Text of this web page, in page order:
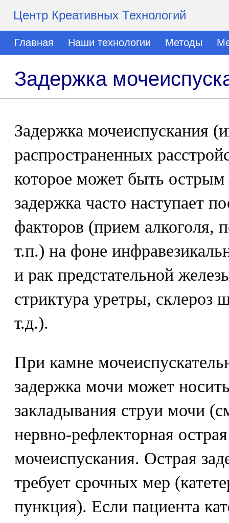
Центр Креативных Технологий
Главная Наши технологии Методы
Задержка
Задержка мочеиспускания
распространенных
которое может быть
задержка часто наступает
факторов (прием алкоголя,
т.п.) на фоне
и рак предстательной
стриктура уретры, склероз
т.д.).
При камне
задержка мочи может
закладывания струи мочи
нервно-рефлекторная
мочеиспускания. Острая
требует срочных мер
пункция). Если пациента